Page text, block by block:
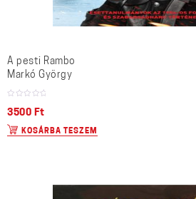
A pesti Rambo
Markó György
3500 Ft
KOSÁRBA TESZEM